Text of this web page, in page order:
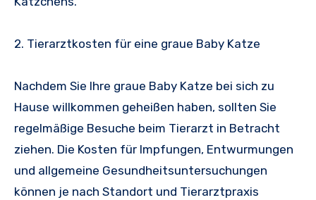
2. Tierarztkosten für eine graue Baby Katze
Nachdem Sie Ihre graue Baby Katze bei sich zu
Hause willkommen geheißen haben, sollten Sie
regelmäßige Besuche beim Tierarzt in Betracht
ziehen. Die Kosten für Impfungen, Entwurmungen
und allgemeine Gesundheitsuntersuchungen
können je nach Standort und Tierarztpraxis